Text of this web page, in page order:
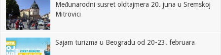
​Međunarodni susret oldtajmera 20. juna u Sremskoj
Mitrovici
Sajam turizma u Beogradu od 20-23. februara